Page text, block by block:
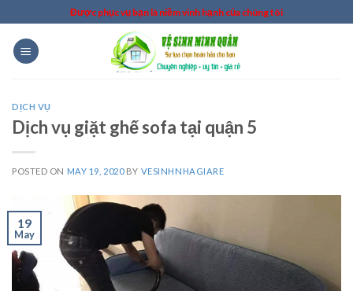
to
content
Được phục vụ bạn là niềm vinh hạnh của chúng tôi
DỊCH VỤ
Dịch vụ giặt ghế sofa tại quận 5
POSTED ON MAY 19, 2020BY VESINHNHAGIARE
19
May